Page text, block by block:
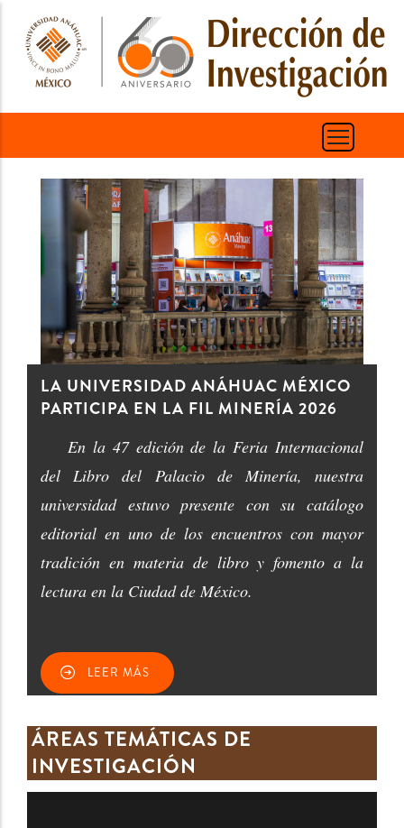
main
content
LA UNIVERSIDAD ANÁHUAC MÉXICO
PARTICIPA EN LA FIL MINERÍA 2026
En la 47 edición de la Feria Internacional
del Libro del Palacio de Minería, nuestra
universidad estuvo presente con su catálogo
editorial en uno de los encuentros con mayor
tradición en materia de libro y fomento a la
lectura en la Ciudad de México.
LEER MÁS
ÁREAS TEMÁTICAS DE
INVESTIGACIÓN